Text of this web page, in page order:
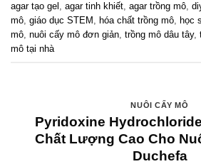
agar tạo gel , agar tinh khiết, agar trồng mô,
mô, giáo dục STEM , hóa chất trồng mô, học
mô, nuôi cấy mô đơn giản, trồng mô dâu tây,
mô tại nhà
NUÔI CẤY MÔ
Pyridoxine
Chất Lượng Cao Cho
Duchefa